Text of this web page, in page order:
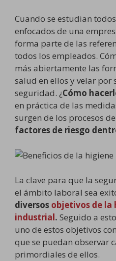
Cuando se estudian
enfocados de una
forma parte de las
todos los empleados.
más abiertamente las
salud en ellos y velar por
seguridad. ¿Cómo
en práctica de las
surgen de los procesos
factores de riesgo
La clave para que la
el ámbito laboral sea
diversos objetivos de la
industrial. Seguido a
uno de estos objetivos
que se puedan observar
primordiales de ellos.